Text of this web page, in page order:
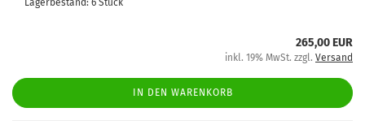
Lagerbestand: 6 Stück
265,00 EUR
inkl. 19% MwSt. zzgl. Versand
IN DEN WARENKORB